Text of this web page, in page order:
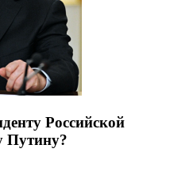
Российской
Путину?